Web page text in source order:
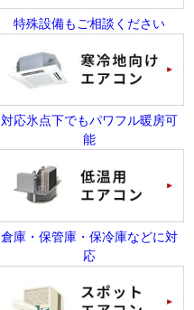
特殊設備もご相談ください
対応氷点下でもパワフル暖房可
能
倉庫・保管庫・保冷庫などに対
応